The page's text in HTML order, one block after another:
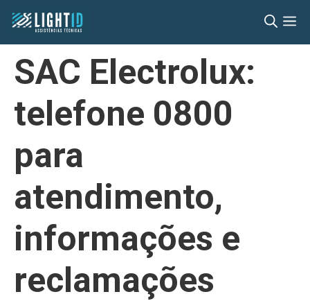
Pular
para
conteúdo
SAC Electrolux:
telefone 0800
para
atendimento,
informações e
reclamações